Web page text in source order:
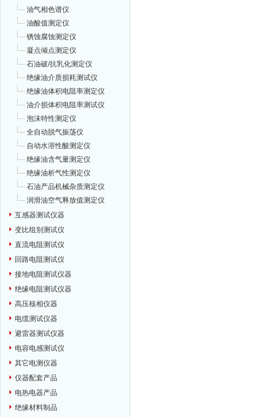
油气相色谱仪
油酸值测定仪
锈蚀腐蚀测定仪
凝点倾点测定仪
石油破/抗乳化测定仪
绝缘油介质损耗测试仪
绝缘油体积电阻率测定仪
油介损体积电阻率测试仪
泡沫特性测定仪
全自动脱气振荡仪
自动水溶性酸测定仪
绝缘油含气量测定仪
绝缘油析气性测定仪
石油产品机械杂质测定仪
润滑油空气释放值测定仪
互感器测试仪器
变比组别测试仪
直流电阻测试仪
回路电阻测试仪
接地电阻测试仪器
绝缘电阻测试仪器
高压核相仪器
电缆测试仪器
避雷器测试仪器
电容电感测试仪
其它电测仪器
仪器配套产品
电热电器产品
绝缘材料制品